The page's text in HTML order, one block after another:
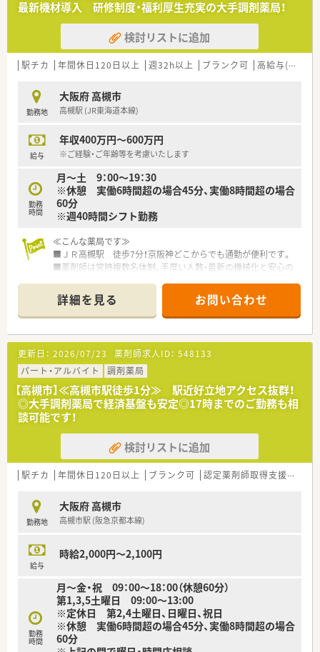
■大手ならではの教育研修制度＆資格取得支援体制で安心して
働きたい方
■総合科目でご経験を積みたい方！
需内容が多岐にわたる（敷地内・病院門前・医療モール・CL門前）
ので、
スキルUPしたい方にはお勧めです。
■長期就業＆自己研讃を続ける事で給与があがる仕組みになっ
ており、将来的に高年収も狙う事が出来ます。
ライン服薬指導」、
今後も病院の「敷地内薬局」の推進、女性客の取り込みを狙う
店舗でデザインの一新。
成長を続けています。
■どの店舗も、最新システムが整っています！
≪充実の福利厚生≫
■「社員第一主義」を掲げている同社では、福利厚生面が手厚く
年間休日120日以上、「連続休暇制度（年に1回、最大9連休を取
得できる制度）」等
ししてくれる制度が充実しています。
■社員割引制度、財形貯蓄制度、スポーツジム優待等が受けられ
る他、
提携の保養施設は全国に40ヵ所あります。
■産休・育休・時短勤務者2,000人以上等、どれも業界トップクラ
スの実績!
産休、育休取得はもちろんのこと、育児短時間勤務制度を実施
育児休業より復帰後、1日最大2時間短縮して勤務できる制度
法律では3歳までですが、同社では小学校就学時までの期間利
用可能♪
■転居を伴う異動のある採用枠もありますが(転居を伴わない採
用も可)
帰省旅費（年2回5万円まで）と帰省休暇（連続4日間）を受けら
れます。
≪こんな方におすすめです≫
■大手ならではの教育研修制度＆資格取得支援体制で安心して
働きたい方
最新機材導入 研修制度・福利厚生充実の大手調剤薬局！
検討リストに追加
駅チカ 年間休日120日以上 週32h以上 ブランク可 高給与(600万円以上)
勤務地
大阪府 高槻市
高槻駅 (JR東海道本線)
給与
年収400万円～600万円
※ご経験・ご年齢等を考慮いたします
勤務
時間
月～土 9：00～19：30
※休憩 実働6時間超の場合45分、実働8時間超の場合
60分
※週40時間シフト勤務
≪こんな薬局です≫
■ＪＲ高槻駅 徒歩7分！京阪神どこからでも通勤が便利です。
■薬剤師は常時複数名体制、手厚い人数・最新の機械化と安心の
■耳鼻科・皮膚科・眼科・脳神経外科の複数クリニックから処方箋
を応需。駅前の為面対応もございます。
■オンライン服薬指導も行っており、患者様のニーズに合わせて
対応しています！
■配属先につきましては面接にて適性を含め最終決定いたしま
す。
≪こんな方にオススメです≫
■調剤薬局の変化に対応し続ける薬局でともに成長をつづけた
い方！
■専門・認定薬剤師取得を活かしたい方！
■18時までの正社員をご希望の方！
≪企業の特徴≫
店舗を展開しています。
創業以来一貫して真の医薬分業を企業理念として掲げ、医薬分業
の先駆けとして展開しているような企業です！
の機能を主に発揮しています。
◎専門医療機関連携
◎地域連携
入退院時の医療機関等との情報連携や、在宅医療等に地域の薬局
と連携しながら一元的･継続的に対応できる
≪研修体制が非常に整っています！≫
詳細を見る お問い合わせ
更新日： 2026/07/23 薬剤師求人ID： 548133
パート・アルバイト
調剤薬局
【高槻市】≪高槻市駅徒歩1分≫ 駅近好立地アクセス抜群！
◎大手調剤薬局で経済基盤も安定◎17時までのご勤務も相
談可能です！
検討リストに追加
駅チカ 年間休日120日以上 ブランク可 認定薬剤師取得支援あり
勤務地
大阪府 高槻市
高槻市駅 (阪急京都本線)
給与
時給2,000円～2,100円
勤務
時間
月～金・祝 09：00～18：00（休憩60分）
第1,3,5土曜日 09:00～13:00
※定休日 第2,4土曜日、日曜日、祝日
※休憩 実働6時間超の場合45分、実働8時間超の場合
60分